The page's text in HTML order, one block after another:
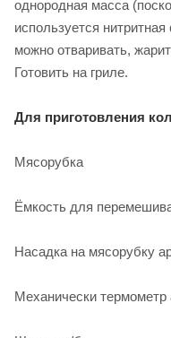
однородная масса
используется
можно отваривать,
Готовить на гриле.
Для приготовления
Мясорубка
Ёмкость для
Насадка на мясорубку
Механически термометр